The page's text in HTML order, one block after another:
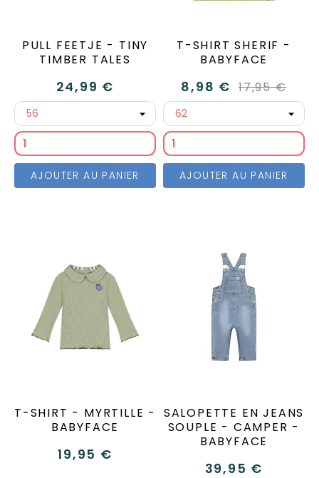
PULL FEETJE - TINY
TIMBER TALES
24,99 €
AJOUTER AU PANIER
T-SHIRT SHERIF -
BABYFACE
8,98 € 17,95 €
AJOUTER AU PANIER
T-SHIRT - MYRTILLE -
BABYFACE
19,95 €
SALOPETTE EN JEANS
SOUPLE - CAMPER -
BABYFACE
39,95 €